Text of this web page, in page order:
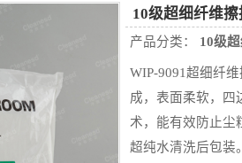
10级超细纤维
产品分类： 10级
WIP-9091超细纤
成，表面柔软，四
术，能有效防止尘
超纯水清洗后包装